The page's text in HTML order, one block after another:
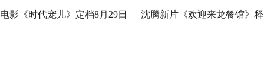
电影《时代宠儿》定档8月29日 沈腾新片《欢迎来龙餐馆》释